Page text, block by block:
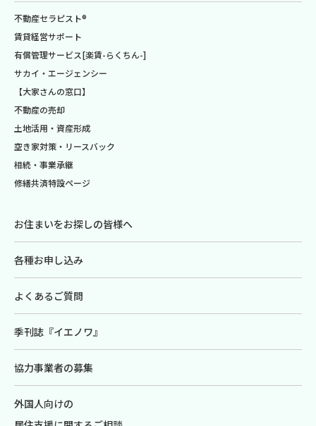
不動産セラピスト®
賃貸経営サポート
有償管理サービス[楽賃-らくちん-]
サカイ・エージェンシー
【大家さんの窓口】
不動産の売却
土地活用・資産形成
空き家対策・リースバック
相続・事業承継
修繕共済特設ページ
お住まいをお探しの皆様へ
各種お申し込み
よくあるご質問
季刊誌『イエノワ』
協力事業者の募集
外国人向けの